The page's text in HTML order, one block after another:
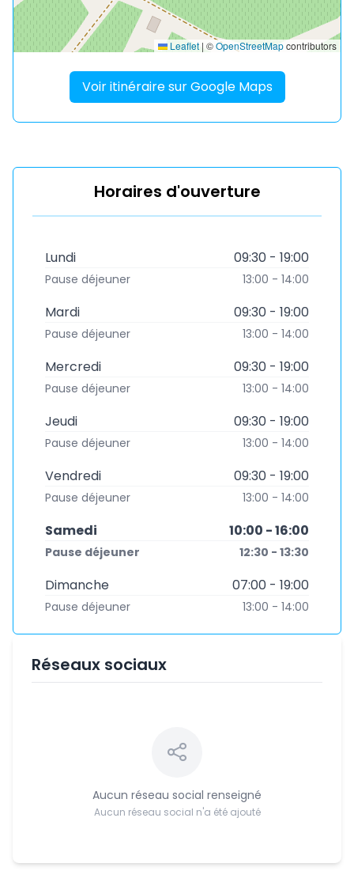
Leaflet | ©OpenStreetMapcontributors
Voir itinéraire sur Google Maps
Horaires d'ouverture
Lundi 09:30 - 19:00
Pause déjeuner 13:00 - 14:00
Mardi 09:30 - 19:00
Pause déjeuner 13:00 - 14:00
Mercredi 09:30 - 19:00
Pause déjeuner 13:00 - 14:00
Jeudi 09:30 - 19:00
Pause déjeuner 13:00 - 14:00
Vendredi 09:30 - 19:00
Pause déjeuner 13:00 - 14:00
Samedi 10:00 - 16:00
Pause déjeuner 12:30 - 13:30
Dimanche 07:00 - 19:00
Pause déjeuner 13:00 - 14:00
Réseaux sociaux
Aucun réseau social renseigné
Aucun réseau social n'a été ajouté